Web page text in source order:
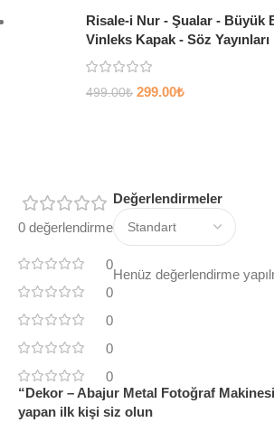
Risale-i Nur - Şualar - Büyük
Vinleks Kapak - Söz Yayınları
499.00₺ 299.00₺
0 değerlendirme
0
0
0
0
0
Değerlendirmeler
Henüz değerlendirme
“Dekor – Abajur Metal Fotoğraf
yapan ilk kişi siz olun